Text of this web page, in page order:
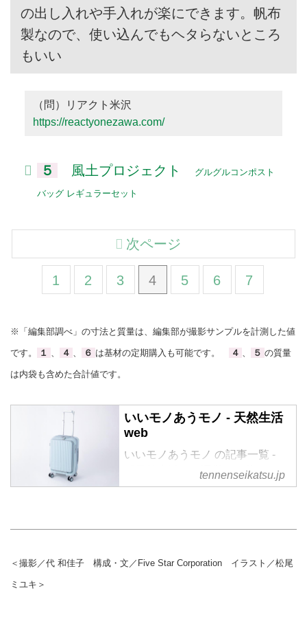
の出し入れや手入れが楽にできます。帆布
製なので、使い込んでもヘタらないところ
もいい
（問）リアクト米沢
https://reactyonezawa.com/
５ 風土プロジェクト グルグルコンポスト
バッグ レギュラーセット
1 2 3 4 5 6 7
次ページ
※「編集部調べ」の寸法と質量は、編集部が撮影サンプルを計測した値
です。 １ ４ ６ は基材の定期購入も可能です。 ４ ５ の質量
は内袋も含めた合計値です。
いいモノあうモノ - 天然生活
web
いいモノあうモノ の記事一覧 -
『天然生活』が運営する暮らしの
情報サイト。食やファッション、
tennenseikatsu.jp
＜撮影／代 和佳子 構成・文／Five Star Corporation イラスト／松尾
ミユキ＞